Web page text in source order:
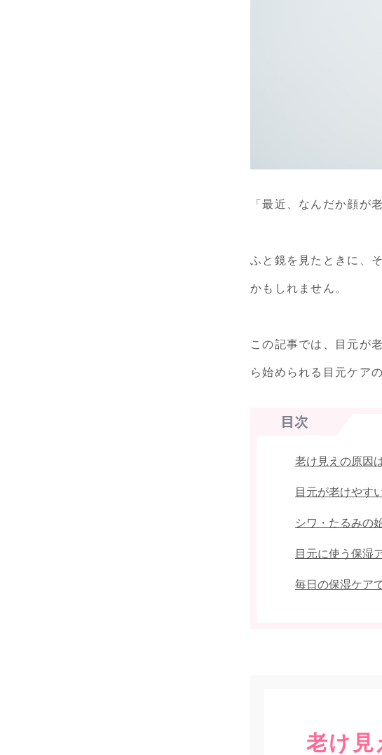
「最近、なんだか顔が
ふと鏡を見たときに、
かもしれません。
この記事では、目元が
ら始められる目元ケア
老け見えの原因
目元が老けやす
シワ・たるみの
目元に使う保湿
毎日の保湿ケア
老け